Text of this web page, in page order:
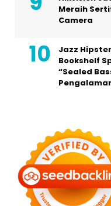
Meraih
Camera
Jazz
Bookshelf
“Sealed